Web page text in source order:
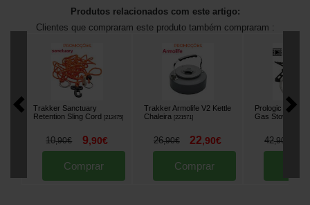
Produtos relacionados com este artigo:
Clientes que compraram este produto também compraram :
Trakker Sanctuary
Retention Sling Cord
[212475]
10,90€ 9,90€
Comprar
Trakker Armolife V2 Kettle
Chaleira
[221571]
26,90€ 22,90€
Comprar
Prologic
Gas Stove
42,90